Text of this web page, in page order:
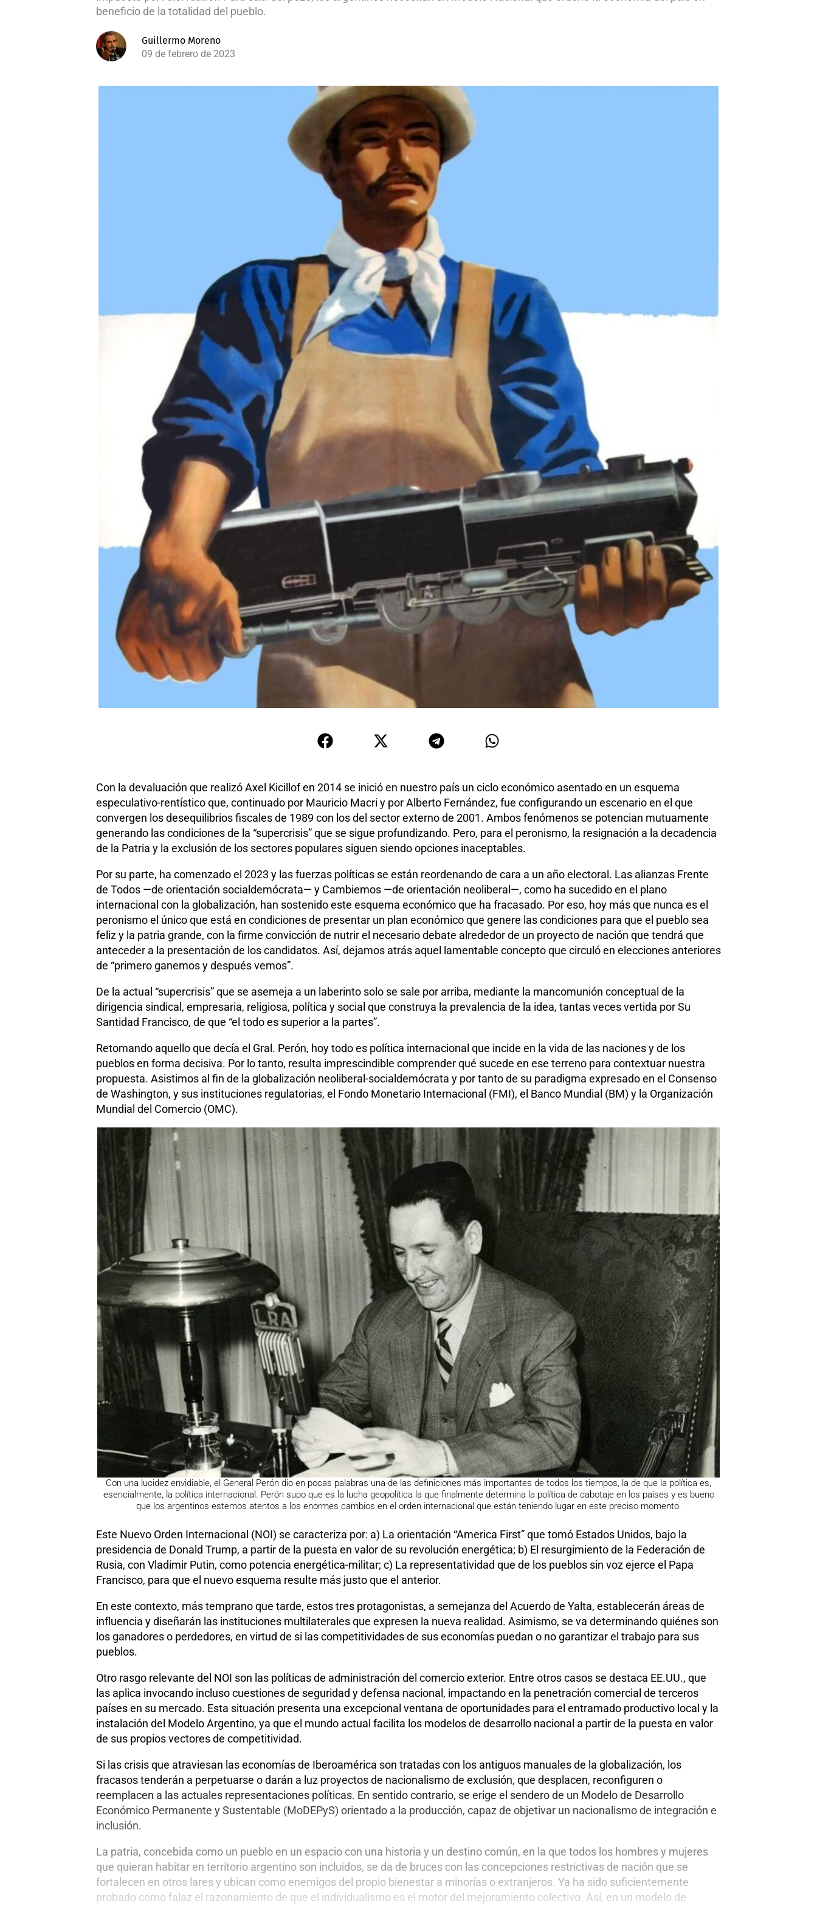
beneficio de la totalidad del pueblo.
Guillermo Moreno
09 de febrero de 2023
Con la devaluación que realizó Axel Kicillof en 2014 se inició en nuestro país un ciclo económico asentado en un esquema
especulativo-rentístico que, continuado por Mauricio Macri y por Alberto Fernández, fue configurando un escenario en el que
convergen los desequilibrios fiscales de 1989 con los del sector externo de 2001. Ambos fenómenos se potencian mutuamente
generando las condiciones de la “supercrisis” que se sigue profundizando. Pero, para el peronismo, la resignación a la decadencia
de la Patria y la exclusión de los sectores populares siguen siendo opciones inaceptables.
Por su parte, ha comenzado el 2023 y las fuerzas políticas se están reordenando de cara a un año electoral. Las alianzas Frente
de Todos —de orientación socialdemócrata— y Cambiemos —de orientación neoliberal—, como ha sucedido en el plano
internacional con la globalización, han sostenido este esquema económico que ha fracasado. Por eso, hoy más que nunca es el
peronismo el único que está en condiciones de presentar un plan económico que genere las condiciones para que el pueblo sea
feliz y la patria grande, con la firme convicción de nutrir el necesario debate alrededor de un proyecto de nación que tendrá que
anteceder a la presentación de los candidatos. Así, dejamos atrás aquel lamentable concepto que circuló en elecciones anteriores
de “primero ganemos y después vemos”.
De la actual “supercrisis” que se asemeja a un laberinto solo se sale por arriba, mediante la mancomunión conceptual de la
dirigencia sindical, empresaria, religiosa, política y social que construya la prevalencia de la idea, tantas veces vertida por Su
Santidad Francisco, de que “el todo es superior a la partes”.
Retomando aquello que decía el Gral. Perón, hoy todo es política internacional que incide en la vida de las naciones y de los
pueblos en forma decisiva. Por lo tanto, resulta imprescindible comprender qué sucede en ese terreno para contextuar nuestra
propuesta. Asistimos al fin de la globalización neoliberal-socialdemócrata y por tanto de su paradigma expresado en el Consenso
de Washington, y sus instituciones regulatorias, el Fondo Monetario Internacional (FMI), el Banco Mundial (BM) y la Organización
Mundial del Comercio (OMC).
Con una lucidez envidiable, el General Perón dio en pocas palabras una de las definiciones más importantes de todos los tiempos, la de que la política es,
esencialmente, la política internacional. Perón supo que es la lucha geopolítica la que finalmente determina la política de cabotaje en los países y es bueno
que los argentinos estemos atentos a los enormes cambios en el orden internacional que están teniendo lugar en este preciso momento.
Este Nuevo Orden Internacional (NOI) se caracteriza por: a) La orientación “America First” que tomó Estados Unidos, bajo la
presidencia de Donald Trump, a partir de la puesta en valor de su revolución energética; b) El resurgimiento de la Federación de
Rusia, con Vladimir Putin, como potencia energética-militar; c) La representatividad que de los pueblos sin voz ejerce el Papa
Francisco, para que el nuevo esquema resulte más justo que el anterior.
En este contexto, más temprano que tarde, estos tres protagonistas, a semejanza del Acuerdo de Yalta, establecerán áreas de
influencia y diseñarán las instituciones multilaterales que expresen la nueva realidad. Asimismo, se va determinando quiénes son
los ganadores o perdedores, en virtud de si las competitividades de sus economías puedan o no garantizar el trabajo para sus
pueblos.
Otro rasgo relevante del NOI son las políticas de administración del comercio exterior. Entre otros casos se destaca EE.UU., que
las aplica invocando incluso cuestiones de seguridad y defensa nacional, impactando en la penetración comercial de terceros
países en su mercado. Esta situación presenta una excepcional ventana de oportunidades para el entramado productivo local y la
instalación del Modelo Argentino, ya que el mundo actual facilita los modelos de desarrollo nacional a partir de la puesta en valor
de sus propios vectores de competitividad.
Si las crisis que atraviesan las economías de Iberoamérica son tratadas con los antiguos manuales de la globalización, los
fracasos tenderán a perpetuarse o darán a luz proyectos de nacionalismo de exclusión, que desplacen, reconfiguren o
reemplacen a las actuales representaciones políticas. En sentido contrario, se erige el sendero de un Modelo de Desarrollo
Económico Permanente y Sustentable (MoDEPyS) orientado a la producción, capaz de objetivar un nacionalismo de integración e
inclusión.
La patria, concebida como un pueblo en un espacio con una historia y un destino común, en la que todos los hombres y mujeres
que quieran habitar en territorio argentino son incluidos, se da de bruces con las concepciones restrictivas de nación que se
fortalecen en otros lares y ubican como enemigos del propio bienestar a minorías o extranjeros. Ya ha sido suficientemente
probado como falaz el razonamiento de que el individualismo es el motor del mejoramiento colectivo. Así, en un modelo de